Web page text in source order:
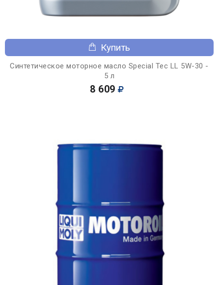
Купить
Синтетическое моторное масло Special Tec LL 5W-30 -
5 л
8 609